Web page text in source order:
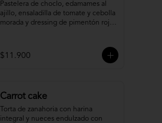
Pastelera de choclo, edamames al
ajillo, ensaladilla de tomate y cebolla
morada y dressing de pimentón rojo
$11.900
Carrot cake
Torta de zanahoria con harina
integral y nueces endulzado con